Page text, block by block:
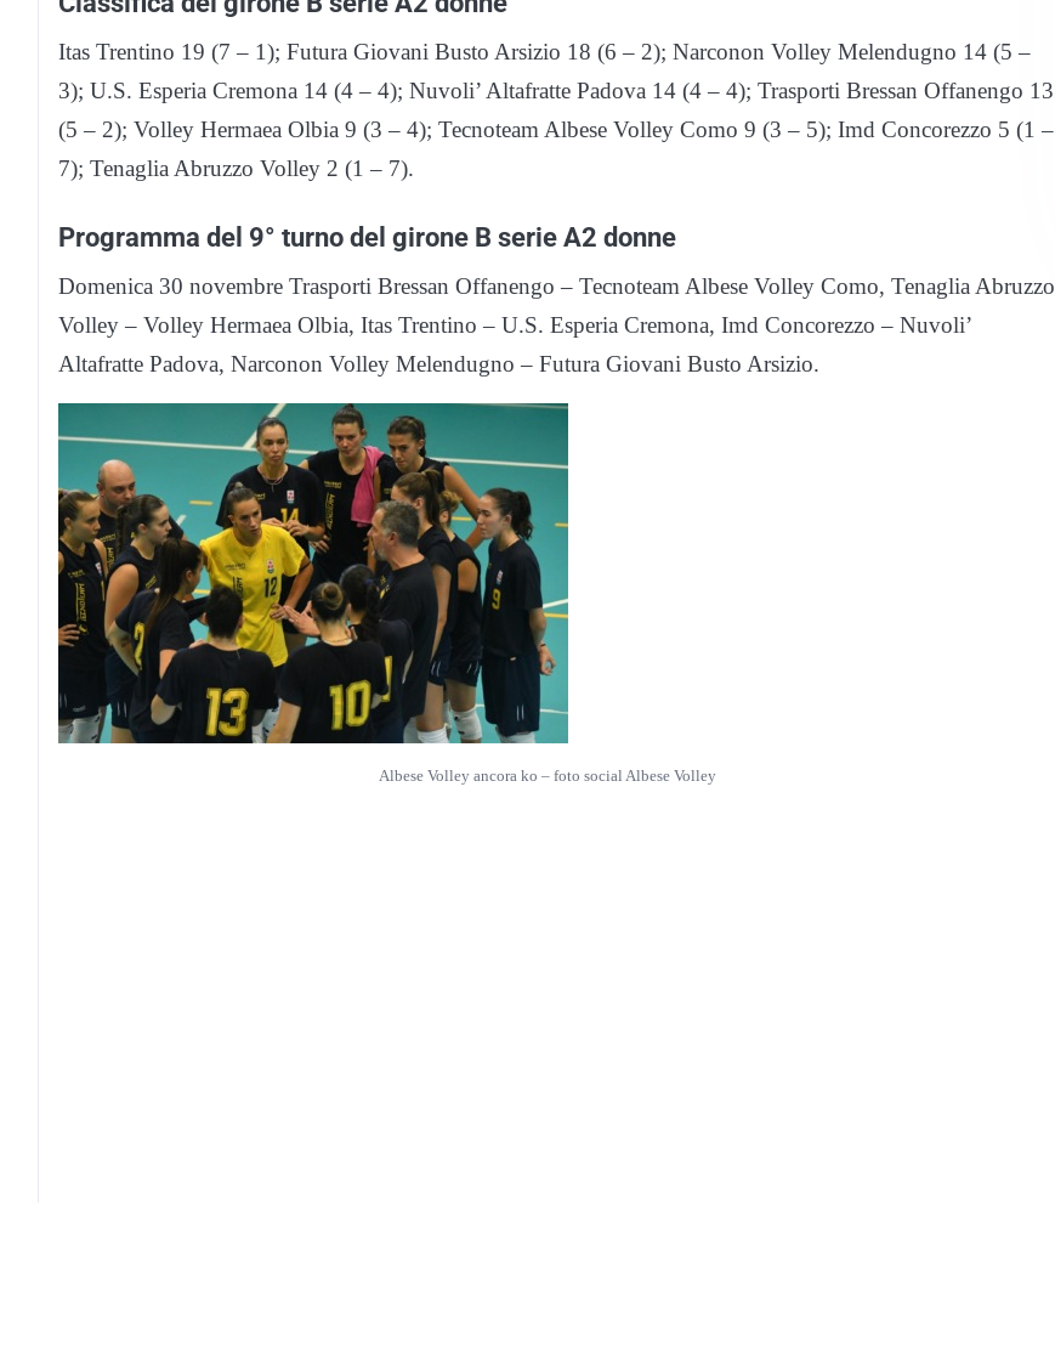
Itas Trentino 19 (7 – 1); Futura Giovani Busto Arsizio 18 (6 – 2); Narconon Volley Melendugno 14 (5 –
3); U.S. Esperia Cremona 14 (4 – 4); Nuvoli’ Altafratte Padova 14 (4 – 4); Trasporti Bressan Offanengo 13
(5 – 2); Volley Hermaea Olbia 9 (3 – 4); Tecnoteam Albese Volley Como 9 (3 – 5); Imd Concorezzo 5 (1 –
7); Tenaglia Abruzzo Volley 2 (1 – 7).
Programma del 9° turno del girone B serie A2 donne
Domenica 30 novembre Trasporti Bressan Offanengo – Tecnoteam Albese Volley Como, Tenaglia Abruzzo
Volley – Volley Hermaea Olbia, Itas Trentino – U.S. Esperia Cremona, Imd Concorezzo – Nuvoli’
Altafratte Padova, Narconon Volley Melendugno – Futura Giovani Busto Arsizio.
Albese Volley ancora ko – foto social Albese Volley